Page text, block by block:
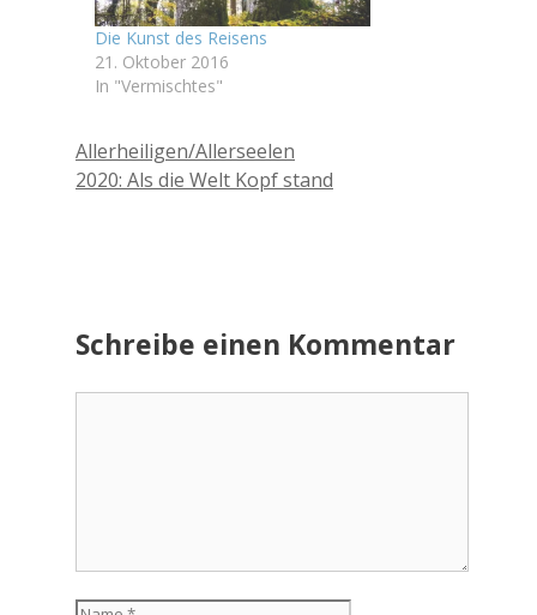
Die Kunst des Reisens
21. Oktober 2016
In "Vermischtes"
Allerheiligen/Allerseelen
2020: Als die Welt Kopf stand
Schreibe einen Kommentar